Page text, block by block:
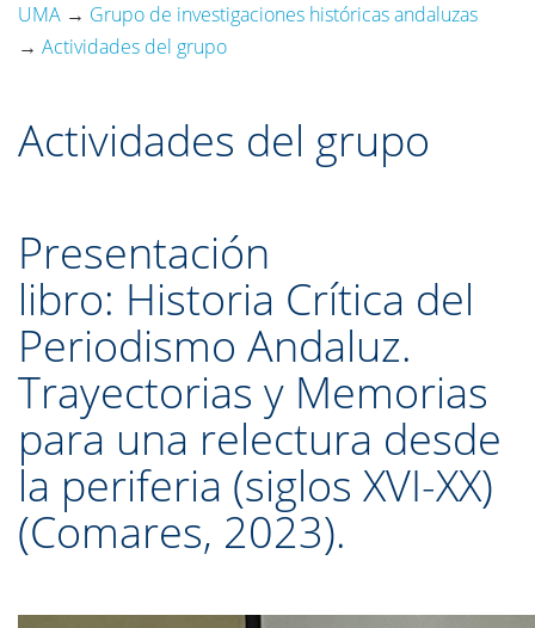
UMA → Grupo de investigaciones históricas andaluzas
→ Actividades del grupo
Actividades del grupo
Presentación
libro: Historia Crítica del
Periodismo Andaluz.
Trayectorias y Memorias
para una relectura desde
la periferia (siglos XVI-XX)
(Comares, 2023).